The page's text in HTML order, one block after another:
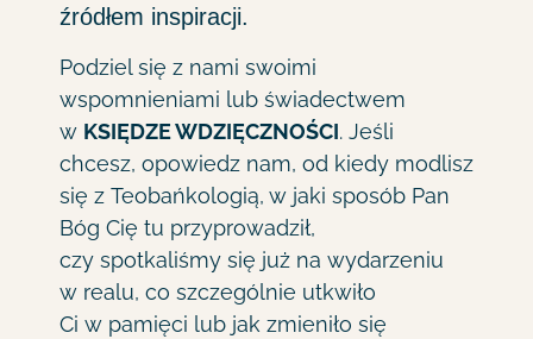
źródłem inspiracji.
Podziel się z nami swoimi
wspomnieniami lub świadectwem
w KSIĘDZE WDZIĘCZNOŚCI. Jeśli
chcesz, opowiedz nam, od kiedy modlisz
się z Teobańkologią, w jaki sposób Pan
Bóg Cię tu przyprowadził,
czy spotkaliśmy się już na wydarzeniu
w realu, co szczególnie utkwiło
Ci w pamięci lub jak zmieniło się